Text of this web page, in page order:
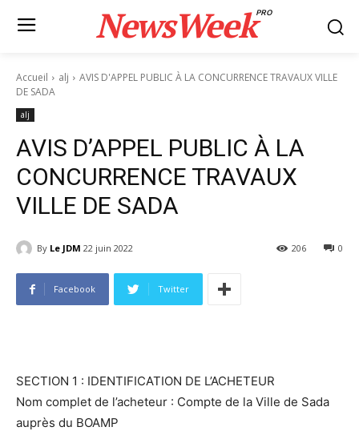
NewsWeekPRO
Accueil alj
AVIS D'APPEL PUBLIC À LA CONCURRENCE TRAVAUX VILLE
DE SADA
alj
AVIS D’APPEL PUBLIC À LA
CONCURRENCE TRAVAUX
VILLE DE SADA
By Le JDM 22 juin 2022 0
206
Facebook Twitter
SECTION 1 : IDENTIFICATION DE L’ACHETEUR
Nom complet de l’acheteur : Compte de la Ville de Sada
auprès du BOAMP